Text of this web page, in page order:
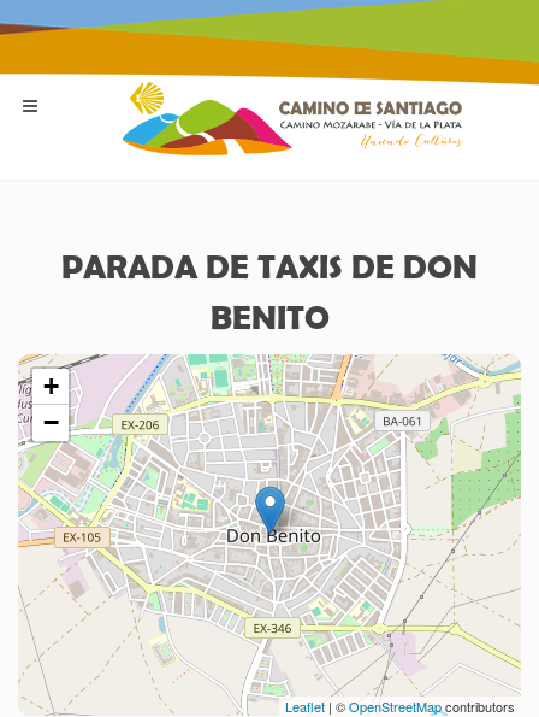
PARADA DE TAXIS DE DON
BENITO
+
−
Leaflet | ©OpenStreetMapcontributors